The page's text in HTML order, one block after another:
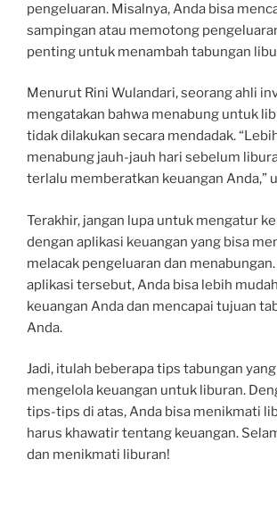
pengeluaran. Misalnya, Anda bisa
sampingan atau memotong
penting untuk menambah tabungan
Menurut Rini Wulandari, seorang ahli
mengatakan bahwa menabung untuk
tidak dilakukan secara mendadak.
menabung jauh-jauh hari sebelum
terlalu memberatkan keuangan Anda,”
Terakhir, jangan lupa untuk mengatur
dengan aplikasi keuangan yang bisa
melacak pengeluaran dan
aplikasi tersebut, Anda bisa lebih
keuangan Anda dan mencapai tujuan
Anda.
Jadi, itulah beberapa tips tabungan
mengelola keuangan untuk liburan.
tips-tips di atas, Anda bisa menikmati
harus khawatir tentang keuangan.
dan menikmati liburan!